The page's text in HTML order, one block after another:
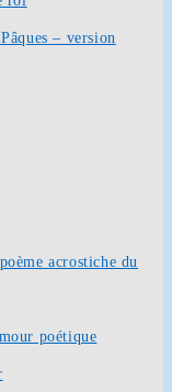
– version
acrostiche du
poétique